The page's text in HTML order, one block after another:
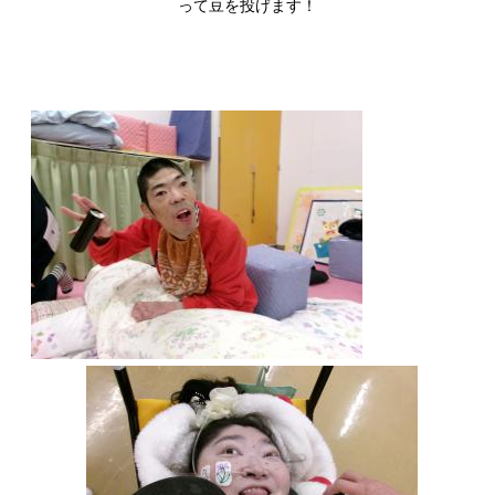
って豆を投げます！